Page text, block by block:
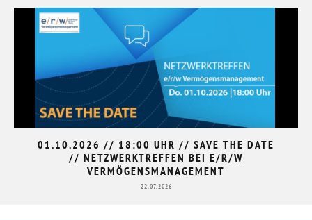
01.10.2026 // 18:00 UHR // SAVE THE DATE
// NETZWERKTREFFEN BEI E/R/W
VERMÖGENSMANAGEMENT
22.07.2026